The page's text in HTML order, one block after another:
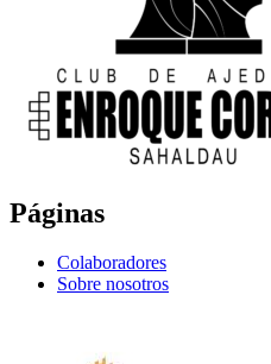
Páginas
Colaboradores
Sobre nosotros